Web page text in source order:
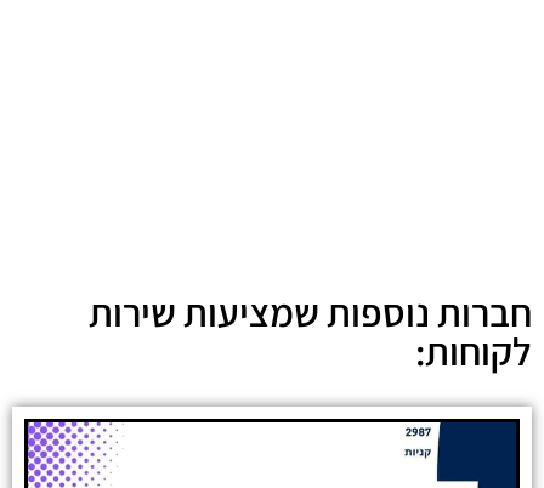
חברות נוספות שמציעות שירות
לקוחות: